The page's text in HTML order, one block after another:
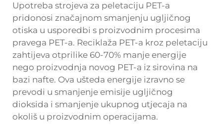
Upotreba strojeva za peletaciju PET-a
pridonosi značajnom smanjenju ugljičnog
otiska u usporedbi s proizvodnim procesima
pravega PET-a. Reciklaža PET-a kroz peletaciju
zahtijeva otprilike 60-70% manje energije
nego proizvodnja novog PET-a iz sirovina na
bazi nafte. Ova ušteda energije izravno se
prevodi u smanjenje emisije ugljičnog
dioksida i smanjenje ukupnog utjecaja na
okoliš u proizvodnim operacijama.